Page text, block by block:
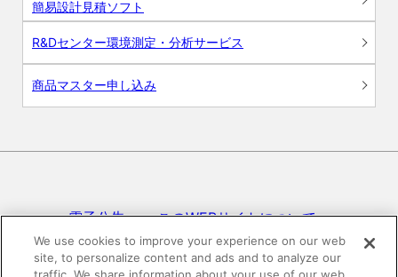
簡易設計見積ソフト
R&Dセンター環境測定・分析サービス
商品マスター申し込み
電子公告 このWEBサイトについて
プライバシーポリシー
We use cookies to improve your experience on our web
site, to personalize content and ads and to analyze our